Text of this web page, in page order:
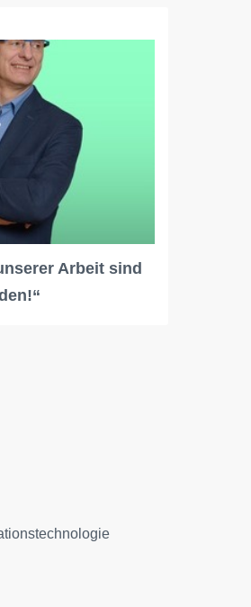
Arbeit sind